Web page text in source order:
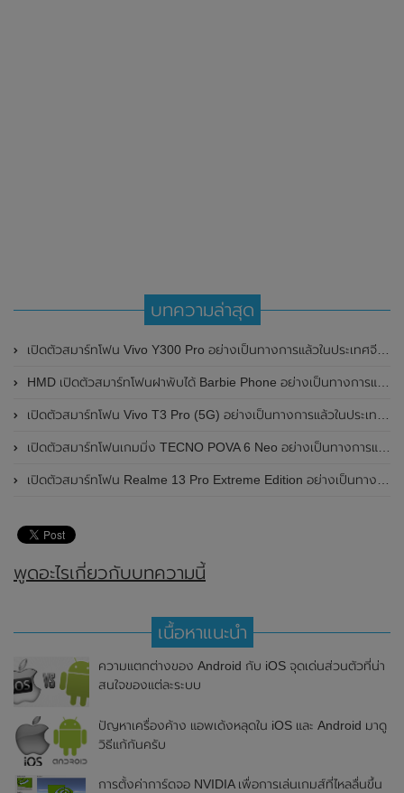
บทความล่าสุด
เปิดตัวสมาร์ทโฟน Vivo Y300 Pro อย่างเป็นทางการแล้วในประเทศจีน มาพร้อมดีไซน์พรีเมี่ยม ทนทาน และแบตเตอรี่สุดอึดขนาดใหญ่ 6,500mAh พร้อมรองรับการชาร์จไว 80W
HMD เปิดตัวสมาร์ทโฟนฝาพับได้ Barbie Phone อย่างเป็นทางการแล้ว มาพร้อมธีมสีชมพูสดใส
เปิดตัวสมาร์ทโฟน Vivo T3 Pro (5G) อย่างเป็นทางการแล้วในประเทศอินเดีย
เปิดตัวสมาร์ทโฟนเกมมิ่ง TECNO POVA 6 Neo อย่างเป็นทางการแล้วในประเทศไทย ในราคา 8,499 บาท
เปิดตัวสมาร์ทโฟน Realme 13 Pro Extreme Edition อย่างเป็นทางการแล้วในประเทศจีน
พูดอะไรเกี่ยวกับบทความนี้
เนื้อหาแนะนำ
ความแตกต่างของ Android กับ iOS จุดเด่นส่วนตัวที่น่า
สนใจของแต่ละระบบ
ปัญหาเครื่องค้าง แอพเด้งหลุดใน iOS และ Android มาดู
วิธีแก้กันครับ
การตั้งค่าการ์ดจอ NVIDIA เพื่อการเล่นเกมส์ที่ไหลลื่นขึ้น